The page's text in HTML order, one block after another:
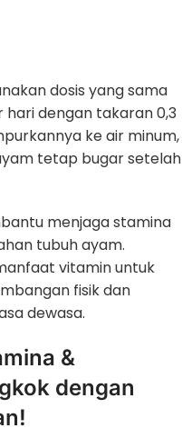
dosis yang sama
dengan takaran 0,3
ke air minum,
tetap bugar setelah
menjaga stamina
tubuh ayam.
vitamin untuk
fisik dan
dewasa.
&
dengan